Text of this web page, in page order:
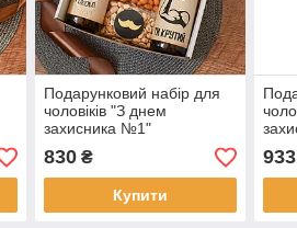
Подарунковий набір для
чоловіків "З днем
захисника №1"
830₴
Купити
933